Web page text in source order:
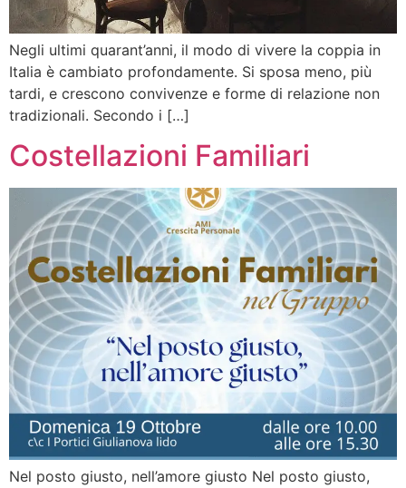
Negli ultimi quarant’anni, il modo di vivere la coppia in
Italia è cambiato profondamente. Si sposa meno, più
tardi, e crescono convivenze e forme di relazione non
tradizionali. Secondo i […]
Costellazioni Familiari
Nel posto giusto, nell’amore giusto Nel posto giusto,